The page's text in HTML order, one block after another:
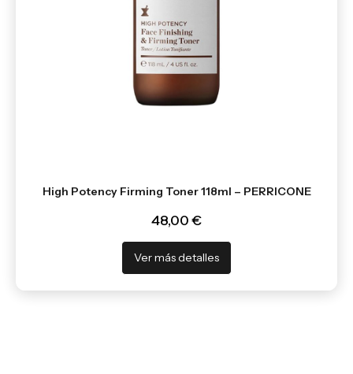
High Potency Firming Toner 118ml – PERRICONE
48,00 €
Ver más detalles